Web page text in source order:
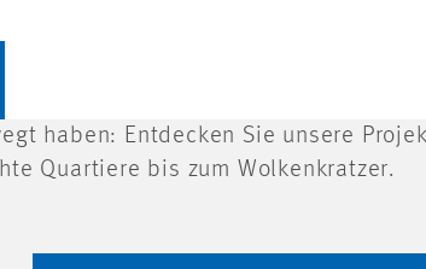
haben: Entdecken Sie unsere
Quartiere bis zum Wolkenkratzer.